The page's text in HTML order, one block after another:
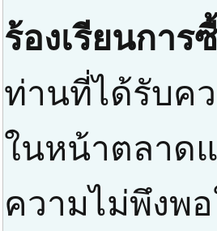
ร้องเรียนกา
ท่านที่ได้รับค
ในหน้าตลาด
ความไม่พึงพอ